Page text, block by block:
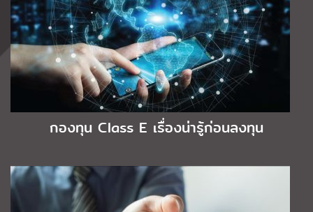
กองทุน Class E เรื่องน่ารู้ก่อนลงทุน